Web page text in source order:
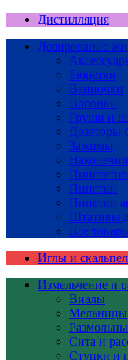
Дистилляция
Дозирование
Бюретки
Ванночки
Воронки
Груши и
Дозаторы
Зажимы
Пипетки
Пипетки
Штативы
Все
Иглы и
Измельчение и
Виалы
Мельницы
Сита и
Ступки и